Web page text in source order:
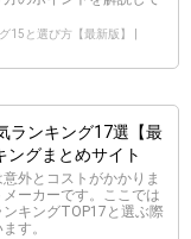
15と選び方【最新版】 |
ランキング17選【最
ングまとめサイト
外とコストがかかりま
ーカーです。ここでは
キングTOP17と選ぶ際
す。